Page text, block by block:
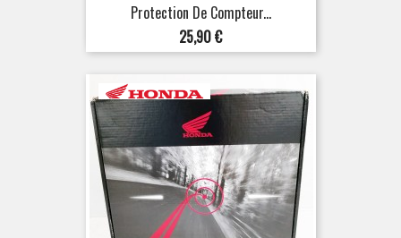
Protection De Compteur...
Prix
25,90 €